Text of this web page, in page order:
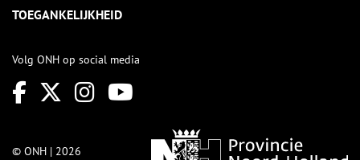
TOEGANKELIJKHEID
Volg ONH op social media
© ONH | 2026